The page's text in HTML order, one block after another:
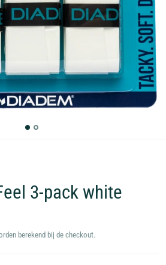
3-pack white
berekend bij de checkout.